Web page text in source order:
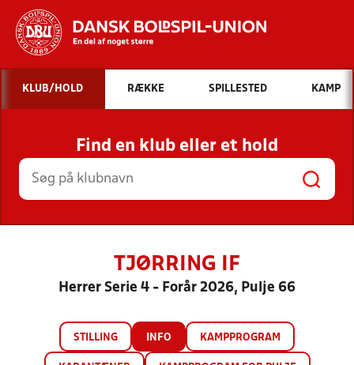
Hvad vil du søge efter?
INDHOLD OG NYHEDER
STILLINGER, RESULTATER, KLUBBER OG
HOLD
KLUB/HOLD RÆKKE SPILLESTED KAMP
Find en klub eller et hold
TJØRRING IF
Herrer Serie 4 - Forår 2026, Pulje 66
STILLING INFO KAMPPROGRAM